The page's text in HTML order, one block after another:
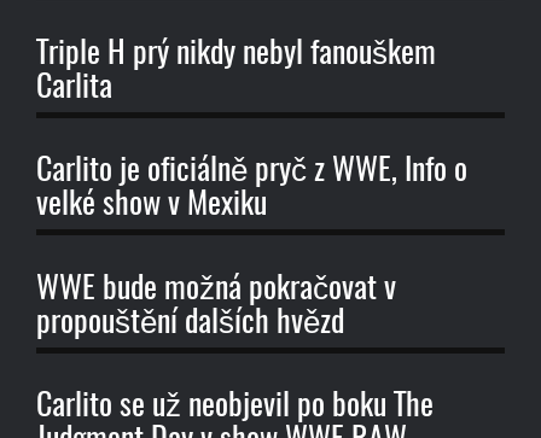
Triple H prý nikdy nebyl fanouškem
Carlita
Carlito je oficiálně pryč z WWE, Info o
velké show v Mexiku
WWE bude možná pokračovat v
propouštění dalších hvězd
Carlito se už neobjevil po boku The